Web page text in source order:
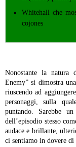
Whitehall che
cojones
Nonostante la natura
Enemy” si dimostra
riuscendo ad
personaggi, sulla
puntando. Sarebbe
dell’episodio stesso
audace e brillante,
ci sentiamo in dovere di